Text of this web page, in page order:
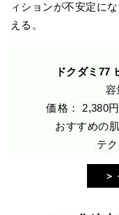
ィションが不安定に
える。
ドクダミ77
容
価格： 2,380
おすすめの
テ
＞